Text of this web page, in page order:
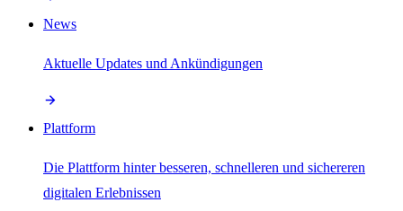
News
Aktuelle Updates und Ankündigungen
Plattform
Die Plattform hinter besseren, schnelleren und sichereren
digitalen Erlebnissen